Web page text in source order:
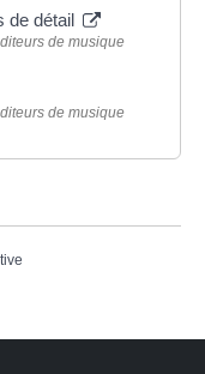
de détail
de musique
de musique